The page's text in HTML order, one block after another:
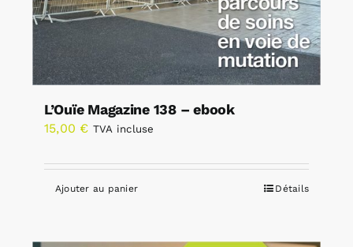
L’Ouïe Magazine 138 – ebook
15,00 € TVA incluse
Ajouter au panier Détails